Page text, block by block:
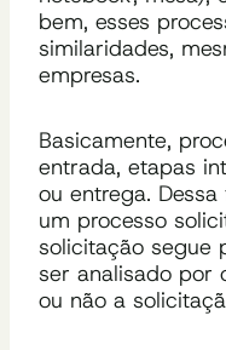
bem, esses
similaridades,
empresas.
Basicamente,
entrada, etapas
ou entrega.
um processo
solicitação segue
ser analisado por
ou não a